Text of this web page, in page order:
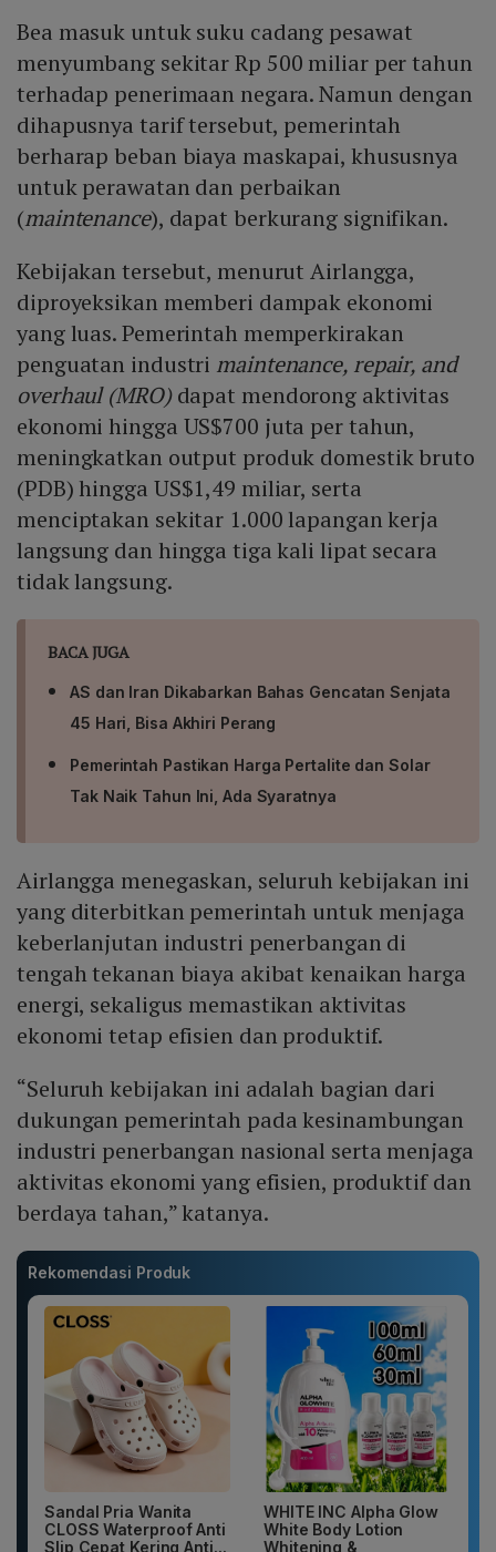
langsung.
Bea masuk untuk suku cadang pesawat
menyumbang sekitar Rp 500 miliar per tahun
terhadap penerimaan negara. Namun dengan
dihapusnya tarif tersebut, pemerintah
berharap beban biaya maskapai, khususnya
untuk perawatan dan perbaikan
(maintenance), dapat berkurang signifikan.
Kebijakan tersebut, menurut Airlangga,
diproyeksikan memberi dampak ekonomi
yang luas. Pemerintah memperkirakan
penguatan industri maintenance, repair, and
overhaul (MRO)dapat mendorong aktivitas
ekonomi hingga US$700 juta per tahun,
meningkatkan output produk domestik bruto
(PDB) hingga US$1,49 miliar, serta
menciptakan sekitar 1.000 lapangan kerja
langsung dan hingga tiga kali lipat secara
tidak langsung.
BACA JUGA
AS dan Iran Dikabarkan Bahas Gencatan Senjata
45 Hari, Bisa Akhiri Perang
Pemerintah Pastikan Harga Pertalite dan Solar
Tak Naik Tahun Ini, Ada Syaratnya
Airlangga menegaskan, seluruh kebijakan ini
yang diterbitkan pemerintah untuk menjaga
keberlanjutan industri penerbangan di
tengah tekanan biaya akibat kenaikan harga
energi, sekaligus memastikan aktivitas
ekonomi tetap efisien dan produktif.
“Seluruh kebijakan ini adalah bagian dari
dukungan pemerintah pada kesinambungan
industri penerbangan nasional serta menjaga
aktivitas ekonomi yang efisien, produktif dan
berdaya tahan,” katanya.
Rekomendasi Produk
Sandal Pria Wanita
CLOSS Waterproof Anti
Slip Cepat Kering Anti...
WHITE INC Alpha Glow
White Body Lotion
Whitening &